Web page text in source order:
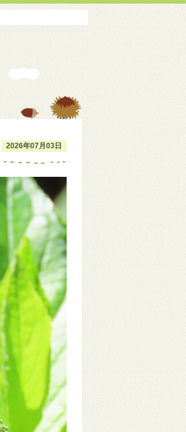
2026年07月03日